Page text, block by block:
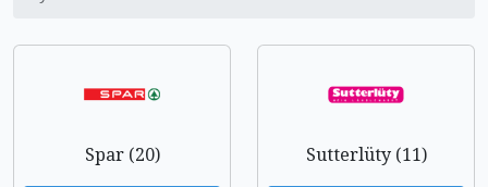
Spar (20) Sutterlüty (11)